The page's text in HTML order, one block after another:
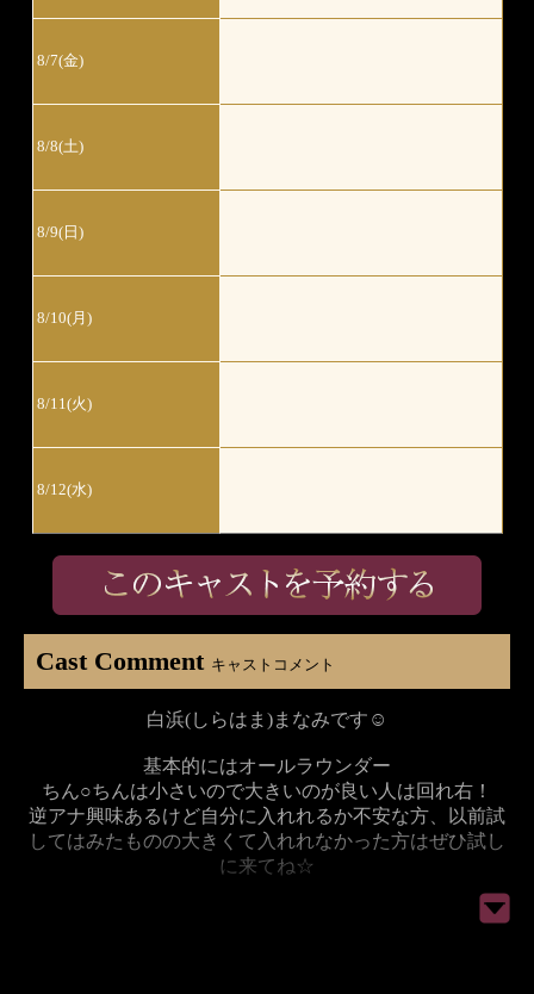
8/7(金)
8/8(土)
8/9(日)
8/10(月)
8/11(火)
8/12(水)
Cast Comment キャストコメント
白浜(しらはま)まなみです☺︎︎︎︎
基本的にはオールラウンダー
ちん○ちんは小さいので大きいのが良い人は回れ右！
逆アナ興味あるけど自分に入れれるか不安な方、以前試
してはみたものの大きくて入れれなかった方はぜひ試し
に来てね☆